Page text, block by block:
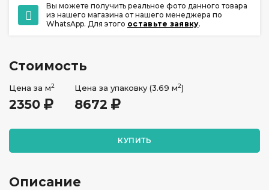
Вы можете получить реальное фото данного товара
из нашего магазина от нашего менеджера по
WhatsApp. Для этого оставьте заявку.
Стоимость
Цена за м2
2350
Цена за упаковку (3.69 м2)
8672
КУПИТЬ
Описание